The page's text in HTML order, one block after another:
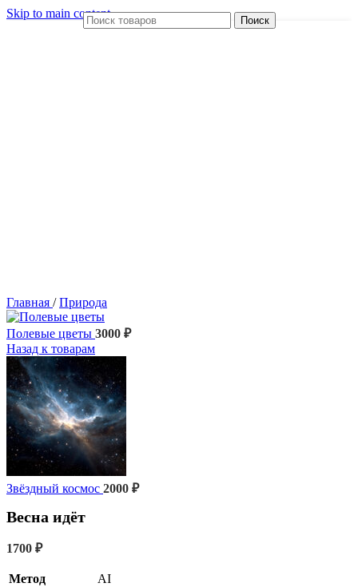
Skip to main content
Поиск
Главная / Природа
Полевые цветы 3000 ₽
Назад к товарам
Звёздный космос 2000 ₽
Весна идёт
1700 ₽
Метод AI